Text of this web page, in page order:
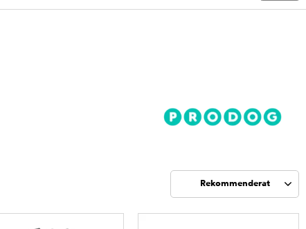
Rekommenderat